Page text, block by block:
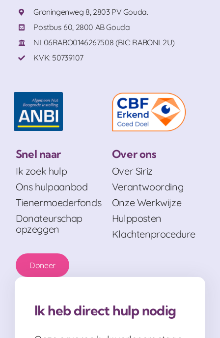
Groningenweg 8, 2803 PV Gouda.
Postbus 60, 2800 AB Gouda
NL06RABO0146267508 (BIC: RABONL2U)
KVK: 50739107
Snel naar
Ik zoek hulp
Ons hulpaanbod
Tienermoederfonds
Donateurschap
opzeggen
Doneer
Over ons
Over Siriz
Verantwoording
Onze Werkwijze
Hulpposten
Klachtenprocedure
Ik heb direct hulp nodig